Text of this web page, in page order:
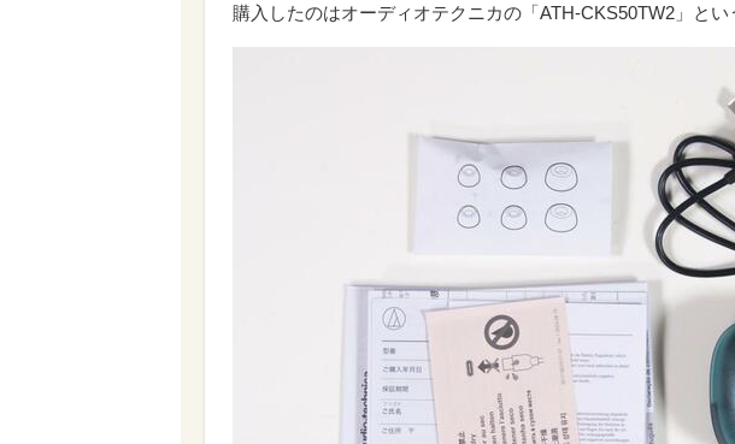
購入したのはオーディオテクニカの「ATH-CKS50TW2」とい